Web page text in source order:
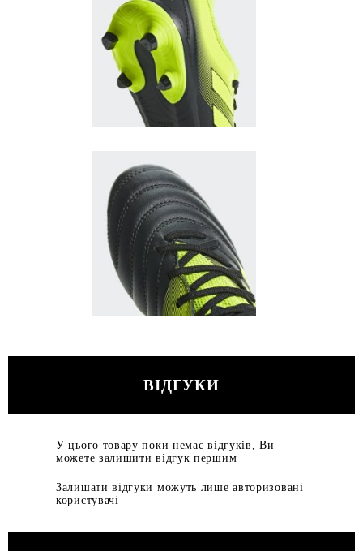
ВІДГУКИ
У цього товару поки немає відгуків, Ви
можете залишити відгук першим
Залишати відгуки можуть лише авторизовані
користувачі